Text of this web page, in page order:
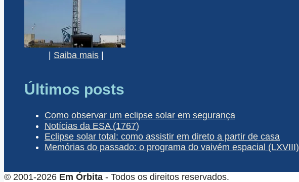
Saiba mais
Últimos posts
Como observar um eclipse solar em segurança
Notícias da ESA (1767)
Eclipse solar total: como assistir em direto a partir de casa
Memórias do passado: o programa do vaivém espacial (LXVIII)
© 2001-2026 Em Órbita - Todos os direitos reservados.